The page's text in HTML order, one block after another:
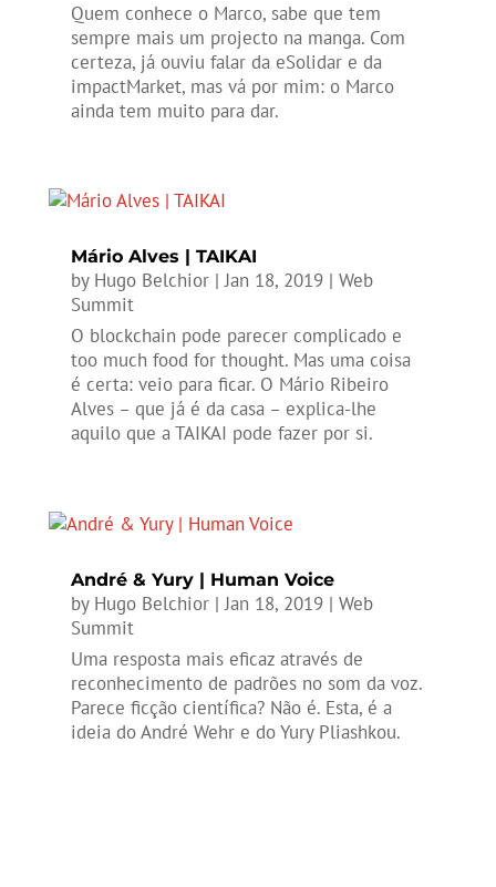
Quem conhece o Marco, sabe que tem
sempre mais um projecto na manga. Com
certeza, já ouviu falar da eSolidar e da
impactMarket, mas vá por mim: o Marco
ainda tem muito para dar.
Mário Alves | TAIKAI
by Hugo Belchior|Jan 18, 2019| Web
Summit
O blockchain pode parecer complicado e
too much food for thought. Mas uma coisa
é certa: veio para ficar. O Mário Ribeiro
Alves – que já é da casa – explica-lhe
aquilo que a TAIKAI pode fazer por si.
André & Yury | Human Voice
by Hugo Belchior|Jan 18, 2019| Web
Summit
Uma resposta mais eficaz através de
reconhecimento de padrões no som da voz.
Parece ficção científica? Não é. Esta, é a
ideia do André Wehr e do Yury Pliashkou.